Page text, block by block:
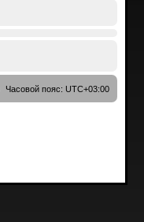
Часовой пояс:UTC+03:00